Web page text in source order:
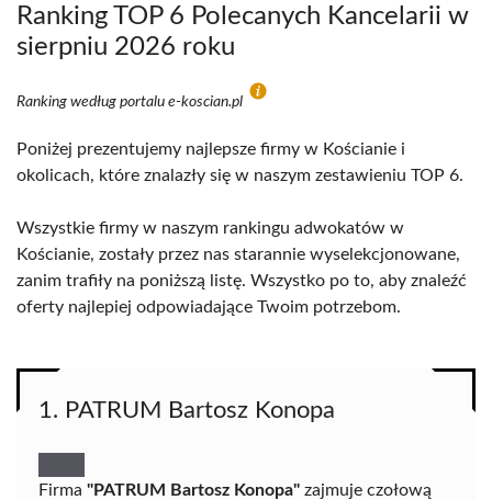
Ranking TOP 6 Polecanych Kancelarii w
sierpniu 2026 roku
Ranking według portalu e-koscian.pl
Poniżej prezentujemy najlepsze firmy w Kościanie i
okolicach, które znalazły się w naszym zestawieniu TOP 6.
Wszystkie firmy w naszym rankingu adwokatów w
Kościanie, zostały przez nas starannie wyselekcjonowane,
zanim trafiły na poniższą listę. Wszystko po to, aby znaleźć
oferty najlepiej odpowiadające Twoim potrzebom.
1. PATRUM Bartosz Konopa
Firma "PATRUM Bartosz Konopa" zajmuje czołową